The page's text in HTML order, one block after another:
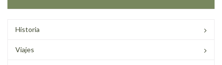
Historia
Viajes